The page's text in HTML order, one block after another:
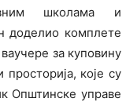
школама и
доделио комплете
за куповину
које су
Општинске управе